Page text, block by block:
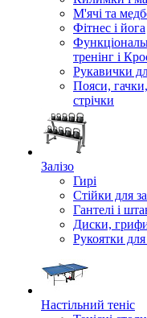
М'ячі та
Фітнес і йога
тренінг і
Рукавички
Пояси,
стрічки
Залізо
Гирі
Стійки для
Гантелі і
Диски,
Рукоятки для
Настільний теніс